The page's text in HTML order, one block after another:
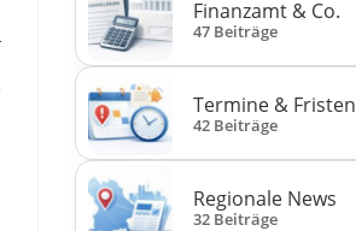
Finanzamt & Co.
47 Beiträge
Termine & Fristen
42 Beiträge
Regionale News
32 Beiträge